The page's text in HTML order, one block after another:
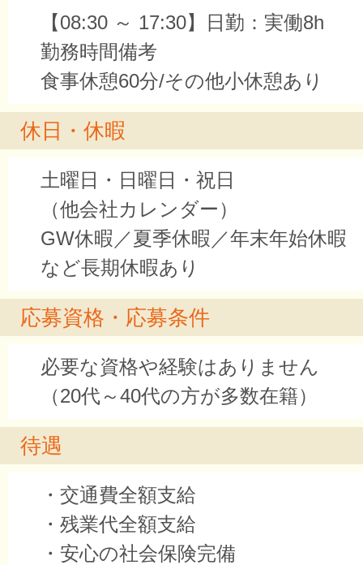
【08:30 ～ 17:30】日勤：実働8h
勤務時間備考
食事休憩60分/その他小休憩あり
休日・休暇
土曜日・日曜日・祝日
（他会社カレンダー）
GW休暇／夏季休暇／年末年始休暇
など長期休暇あり
応募資格・応募条件
必要な資格や経験はありません
（20代～40代の方が多数在籍）
待遇
・交通費全額支給
・残業代全額支給
・安心の社会保険完備